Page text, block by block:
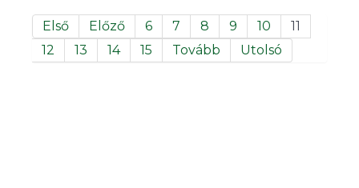
Első Előző 6 7 8 9 10
11
12
13 14 15 Tovább Utolsó